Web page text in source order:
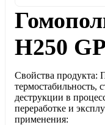
H250
Свойства продукта:
термостабильность,
деструкции в
переработке и
применения: